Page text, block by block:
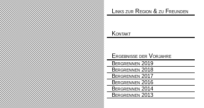
Links zur Region & zu Freunden
Kontakt
Ergebnisse der Vorjahre
Bergrennen 2019
Bergrennen 2018
Bergrennen 2017
Bergrennen 2016
Bergrennen 2014
Bergrennen 2013